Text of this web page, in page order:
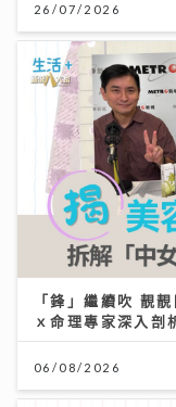
26/07/2026
「鋒」繼續吹 靚
ｘ命理專家深入剖
06/08/2026